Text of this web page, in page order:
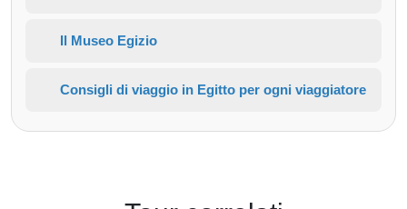
Il Museo Egizio
Consigli di viaggio in Egitto per ogni viaggiatore